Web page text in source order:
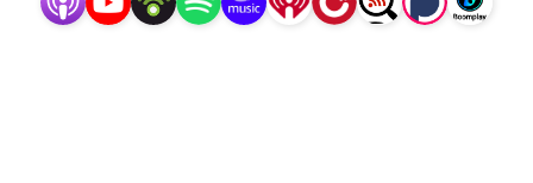
spoilern, versprochen!